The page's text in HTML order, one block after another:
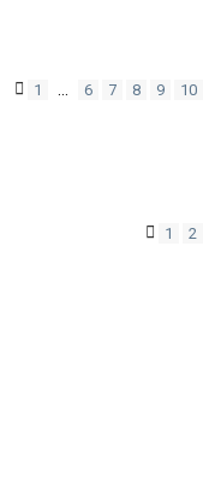
1 … 6 7 8 9 10
1 2